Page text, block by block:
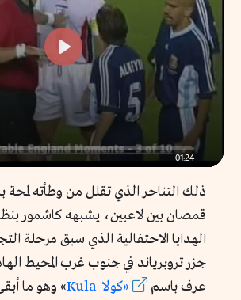
01:24
Play
ذلك التناحر الذي تقلل من وطأته
قمصان بين لاعبين، يشبهه كاشمور
الهدايا الاحتفالية الذي سبق مرحلة
جزر تروبرياند في جنوب غرب المحيط
عرف باسم
«كولا-Kula » وهو ما